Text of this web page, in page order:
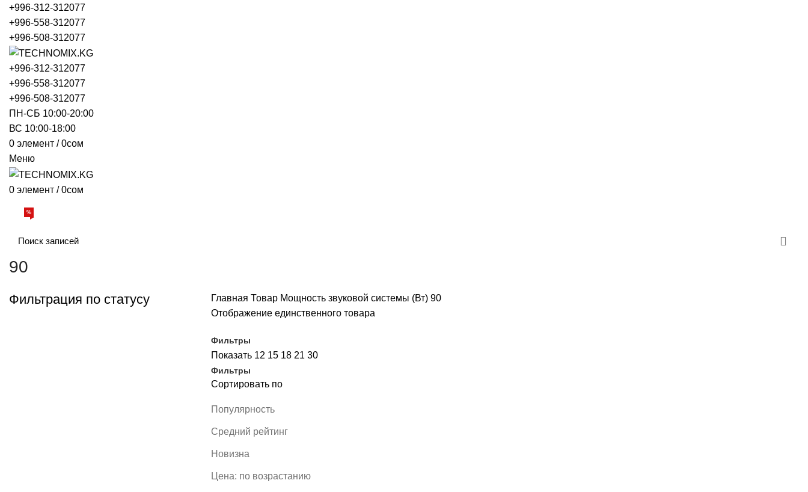
+996-312-312077
+996-558-312077
+996-508-312077
+996-312-312077
+996-558-312077
+996-508-312077
ПН-СБ 10:00-20:00
ВС 10:00-18:00
0 элемент / 0сом
Меню
0 элемент / 0сом
АКЦИИ
%
90
Фильтрация по статусу Главная Товар Мощность звуковой системы (Вт) 90
Отображение единственного товара
Фильтры
Показать 12 15 18 21 30
Фильтры
Сортировать по
Популярность
Средний рейтинг
Новизна
Цена: по возрастанию